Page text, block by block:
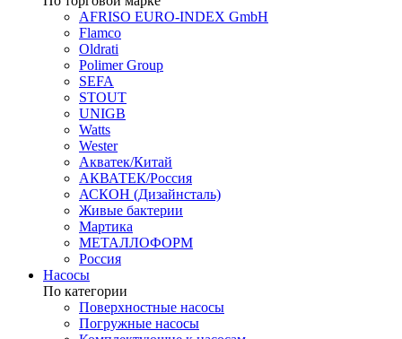
AFRISO EURO-INDEX GmbH
Flamco
Oldrati
Polimer Group
SEFA
STOUT
UNIGB
Watts
Wester
Акватек/Китай
АКВАТЕК/Россия
АСКОН (Дизайнсталь)
Живые бактерии
Мартика
МЕТАЛЛОФОРМ
Россия
Насосы
По категории
Поверхностные насосы
Погружные насосы